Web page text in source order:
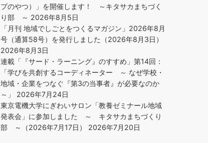
プのやつ）」を開催します！ ～キタサカまちづく
り部 ～ 2026年8月5日
「月刊 地域でしごとをつくるマガジン」2026年8月
号（通算58号）を発行しました（2026年8月3日）
2026年8月3日
連載「『サード・ラーニング』のすすめ」第14回：
「学びを共創するコーディネーター ～ なぜ学校・
地域・企業をつなぐ『第3の当事者』が必要なのか
～」
2026年7月24日
東京電機大学にぎわいサロン「教養ゼミナール地域
発表会」に参加しました ～ キタサカまちづくり
部 ～（2026年7月17日）
2026年7月20日